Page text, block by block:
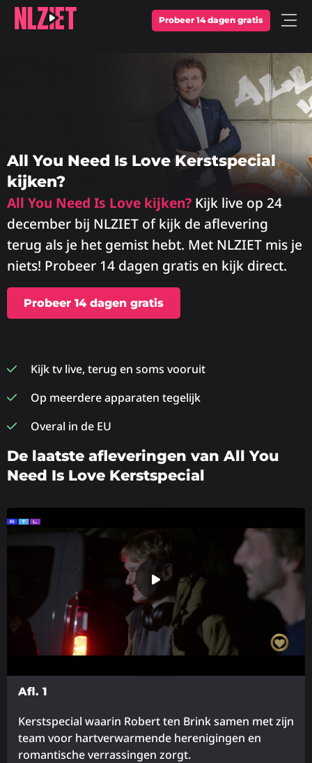
Probeer 14 dagen gratis Open
All You Need Is Love Kerstspecial
kijken?
All You Need Is Love kijken? Kijk live op 24
december bij NLZIET of kijk de aflevering
terug als je het gemist hebt. Met NLZIET mis je
niets! Probeer 14 dagen gratis en kijk direct.
Probeer 14 dagen gratis
Kijk tv live, terug en soms vooruit
Op meerdere apparaten tegelijk
Overal in de EU
De laatste afleveringen van All You
Need Is Love Kerstspecial
Afl. 1
Kerstspecial waarin Robert ten Brink samen met zijn
team voor hartverwarmende herenigingen en
romantische verrassingen zorgt.